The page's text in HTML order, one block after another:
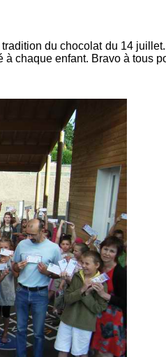
du chocolat du 14
chaque enfant. Bravo à tous